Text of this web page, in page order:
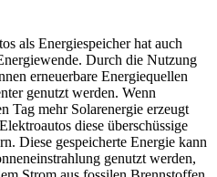
als Energiespeicher hat auch
Durch die Nutzung
erneuerbare Energiequellen
genutzt werden. Wenn
Tag mehr Solarenergie erzeugt
diese überschüssige
Diese gespeicherte Energie kann
genutzt werden,